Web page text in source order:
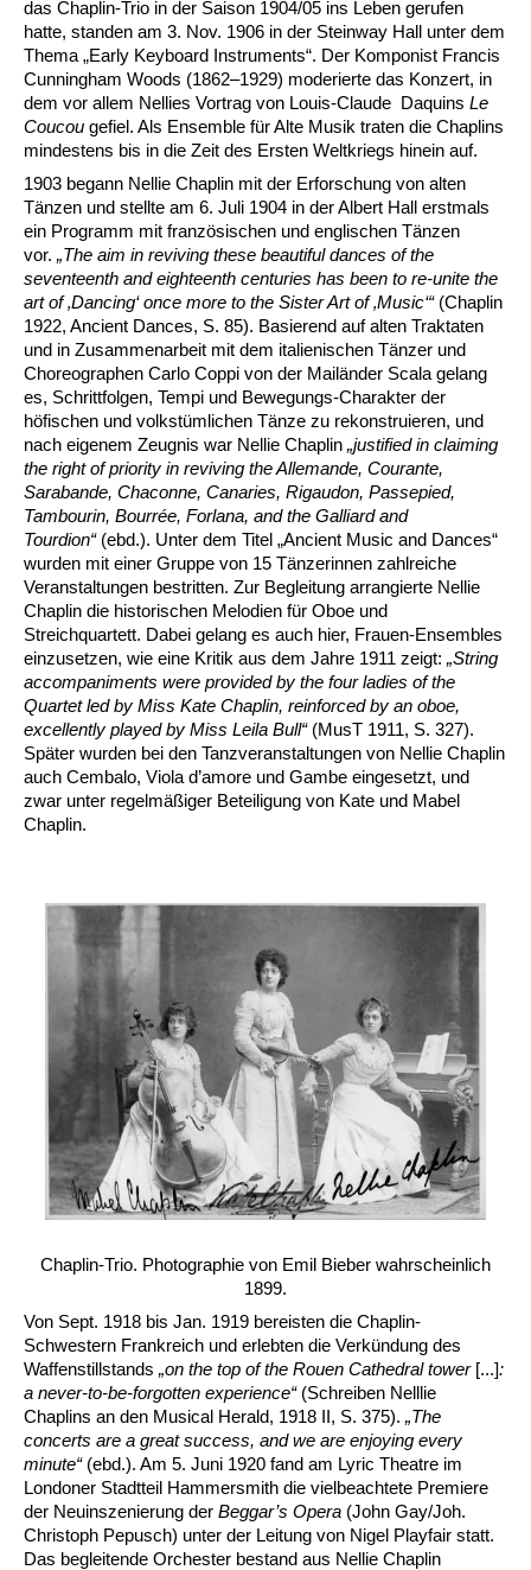
das Chaplin-Trio in der Saison 1904/05 ins Leben gerufen
hatte, standen am 3. Nov. 1906 in der Steinway Hall unter dem
Thema „Early Keyboard Instruments“. Der Komponist Francis
Cunningham Woods (1862–1929) moderierte das Konzert, in
dem vor allem Nellies Vortrag von Louis-Claude Daquins Le
Coucou gefiel. Als Ensemble für Alte Musik traten die Chaplins
mindestens bis in die Zeit des Ersten Weltkriegs hinein auf.
1903 begann Nellie Chaplin mit der Erforschung von alten
Tänzen und stellte am 6. Juli 1904 in der Albert Hall erstmals
ein Programm mit französischen und englischen Tänzen
vor. „The aim in reviving these beautiful dances of the
seventeenth and eighteenth centuries has been to re-unite the
art of ‚Dancing‘ once more to the Sister Art of ‚Music‘“(Chaplin
1922, Ancient Dances, S. 85). Basierend auf alten Traktaten
und in Zusammenarbeit mit dem italienischen Tänzer und
Choreographen Carlo Coppi von der Mailänder Scala gelang
es, Schrittfolgen, Tempi und Bewegungs-Charakter der
höfischen und volkstümlichen Tänze zu rekonstruieren, und
nach eigenem Zeugnis war Nellie Chaplin „justified in claiming
the right of priority in reviving the Allemande, Courante,
Sarabande, Chaconne, Canaries, Rigaudon, Passepied,
Tambourin, Bourrée, Forlana, and the Galliard and
Tourdion“ (ebd.). Unter dem Titel „Ancient Music and Dances“
wurden mit einer Gruppe von 15 Tänzerinnen zahlreiche
Veranstaltungen bestritten. Zur Begleitung arrangierte Nellie
Chaplin die historischen Melodien für Oboe und
Streichquartett. Dabei gelang es auch hier, Frauen-Ensembles
einzusetzen, wie eine Kritik aus dem Jahre 1911 zeigt: „String
accompaniments were provided by the four ladies of the
Quartet led by Miss Kate Chaplin, reinforced by an oboe,
excellently played by Miss Leila Bull“ (MusT 1911, S. 327).
Später wurden bei den Tanzveranstaltungen von Nellie Chaplin
auch Cembalo, Viola d’amore und Gambe eingesetzt, und
zwar unter regelmäßiger Beteiligung von Kate und Mabel
Chaplin.
Chaplin-Trio. Photographie von Emil Bieber wahrscheinlich
1899.
Von Sept. 1918 bis Jan. 1919 bereisten die Chaplin-
Schwestern Frankreich und erlebten die Verkündung des
Waffenstillstands „on the top of the Rouen Cathedral tower[...]:
a never-to-be-forgotten experience“(Schreiben Nelllie
Chaplins an den Musical Herald, 1918 II, S. 375). „The
concerts are a great success, and we are enjoying every
minute“(ebd.). Am 5. Juni 1920 fand am Lyric Theatre im
Londoner Stadtteil Hammersmith die vielbeachtete Premiere
der Neuinszenierung der Beggar’s Opera (John Gay/Joh.
Christoph Pepusch) unter der Leitung von Nigel Playfair statt.
Das begleitende Orchester bestand aus Nellie Chaplin